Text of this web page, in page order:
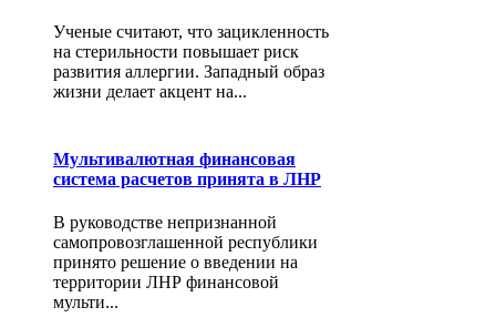
Ученые считают, что зацикленность
на стерильности повышает риск
развития аллергии. Западный образ
жизни делает акцент на...
Мультивалютная финансовая
система расчетов принята в ЛНР
В руководстве непризнанной
самопровозглашенной республики
принято решение о введении на
территории ЛНР финансовой
мульти...